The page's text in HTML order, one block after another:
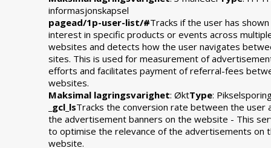
informasjonskapsel
pagead/1p-user-list/#Tracks if the user has shown
interest in specific products or events across
websites and detects how the user navigates
sites. This is used for measurement of
efforts and facilitates payment of referral-fees
websites.
Maksimal lagringsvarighet: ØktType:
_gcl_lsTracks the conversion rate between the user
the advertisement banners on the website - This
to optimise the relevance of the advertisements on
website.